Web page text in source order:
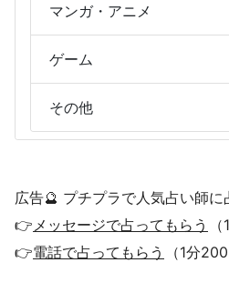
マンガ・アニメ
ゲーム
その他
広告🔮 プチプラで人気占い師に
👉メッセージで占ってもらう
👉電話で占ってもらう （1分